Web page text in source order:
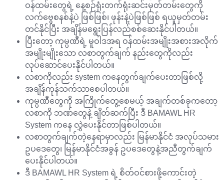
ဝန်ထမ်းတွေရဲ့ နေ့စဉ်ရုံးတက်ရုံးဆင်းမှတ်တမ်းတွေကို
လက်ဗွေစနစ်နဲ့ပဲ ဖြစ်ဖြစ်၊ ဖုန်းနဲ့ပဲဖြစ်ဖြစ် ရယူမှတ်တမ်း
တင်နိုင်ပြီး အချိန်မရွေးပြန်လည်စစ်ဆေးနိုင်ပါတယ်။
ပြီးတော့ ကုမ္ပဏီရဲ့ မူဝါဒအရ ဝန်ထမ်းအမျိုးအစားအလိုက်
အမျိုးမျိုးသော လစာတွက်ချက် နည်းတွေကိုလည်း
လုပ်ဆောင်ပေးနိုင်ပါတယ်။
လစာကိုလည်း system ကနေတွက်ချက်ပေးတာဖြစ်လို့
အချိန်ကုန်သက်သာစေပါတယ်။
ကုမ္ပဏီတွေကို အကြိုက်တွေ့စေမယ့် အချက်တစ်ခုကတော့
လစာကို ဘဏ်တွေနဲ့ ချိတ်ဆက်ပြီး ဒီ BAMAWL HR
System ကနေ လွှဲပေးနိုင်တာဖြစ်ပါတယ်။
လစာတွက်ချက်တဲ့နေရာမှာလည်း မြန်မာနိုင်ငံ အလုပ်သမား
ဥပဒေတွေ၊ မြန်မာနိုင်ငံအခွန် ဥပဒေတွေနဲ့အညီတွက်ချက်
ပေးနိုင်ပါတယ်။
ဒီ BAMAWL HR System ရဲ့ စိတ်ဝင်စားဖို့ကောင်းတဲ့